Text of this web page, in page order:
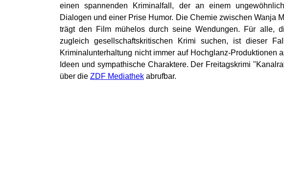
einen spannenden Kriminalfall, der an einem
Dialogen und einer Prise Humor. Die Chemie zwischen Wanja
trägt den Film mühelos durch seine Wendungen. Für alle,
zugleich gesellschaftskritischen Krimi suchen, ist dieser
Kriminalunterhaltung nicht immer auf Hochglanz-Produktionen
Ideen und sympathische Charaktere. Der Freitagskrimi
über die ZDF Mediathek abrufbar.